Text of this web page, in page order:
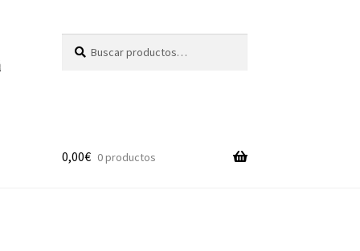
por:
0,00€ 0 productos